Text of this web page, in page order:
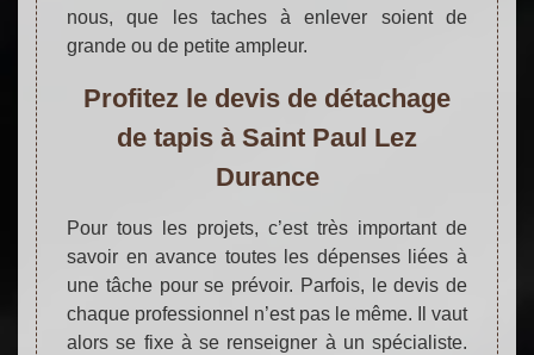
nous, que les taches à enlever soient de
grande ou de petite ampleur.
Profitez le devis de détachage
de tapis à Saint Paul Lez
Durance
Pour tous les projets, c’est très important de
savoir en avance toutes les dépenses liées à
une tâche pour se prévoir. Parfois, le devis de
chaque professionnel n’est pas le même. Il vaut
alors se fixe à se renseigner à un spécialiste.